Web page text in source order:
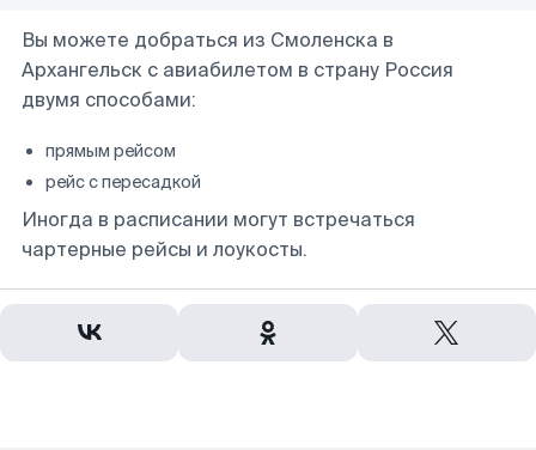
Вы можете добраться из Смоленска в
Архангельск с авиабилетом в страну Россия
двумя способами:
прямым рейсом
рейс с пересадкой
Иногда в расписании могут встречаться
чартерные рейсы и лоукосты.